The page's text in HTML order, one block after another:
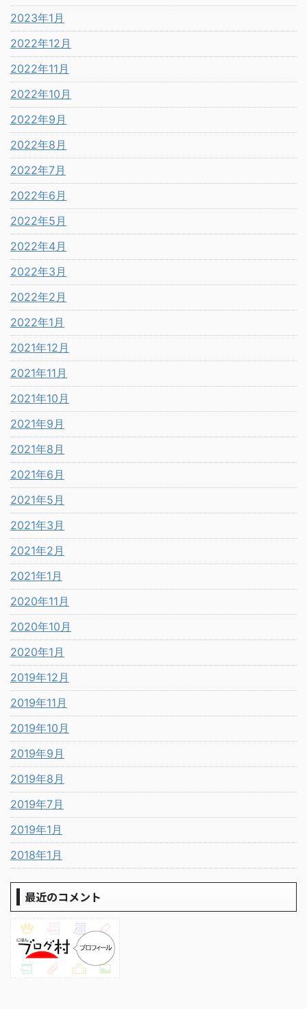
2023年1月
2022年12月
2022年11月
2022年10月
2022年9月
2022年8月
2022年7月
2022年6月
2022年5月
2022年4月
2022年3月
2022年2月
2022年1月
2021年12月
2021年11月
2021年10月
2021年9月
2021年8月
2021年6月
2021年5月
2021年3月
2021年2月
2021年1月
2020年11月
2020年10月
2020年1月
2019年12月
2019年11月
2019年10月
2019年9月
2019年8月
2019年7月
2019年1月
2018年1月
最近のコメント